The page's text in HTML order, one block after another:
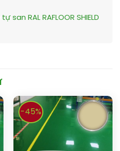
RAL RAFLOOR SHIELD
-45%